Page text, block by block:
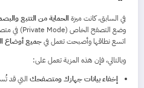
في السابق، كانت ميزةالحماية من التتبع
اتسع نطاقها وأصبحت تعمل فيجميع أوضاع
وبالتالي، فإن هذه المزية تعمل على:
إخفاء بيانات جهازك ومتصفحك التي قد